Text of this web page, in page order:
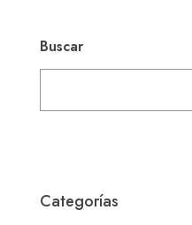
Buscar
Categorías